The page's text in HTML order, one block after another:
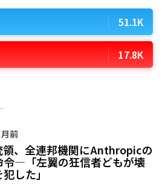
51.1K
17.8K
前
領、全連邦機関にAnthropicの
令—「左翼の狂信者どもが壊
した」